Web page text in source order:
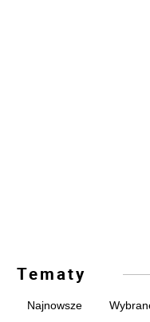
Tematy
Najnowsze